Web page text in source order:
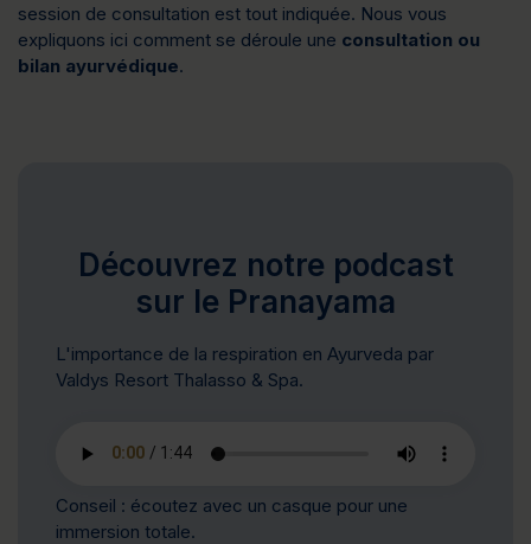
session de consultation est tout indiquée. Nous vous
expliquons ici comment se déroule une consultation ou
bilan ayurvédique.
Découvrez notre podcast
sur le Pranayama
L'importance de la respiration en Ayurveda par
Valdys Resort Thalasso & Spa.
Conseil : écoutez avec un casque pour une
immersion totale.